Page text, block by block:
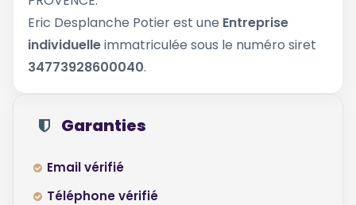
Eric Desplanche Potier est une Entreprise
individuelleimmatriculée sous le numéro siret
34773928600040.
Garanties
Email vérifié
Téléphone vérifié